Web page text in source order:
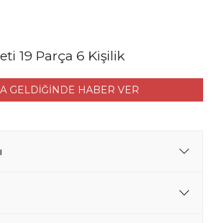
19 Parça 6 Kişilik
GELDİĞİNDE HABER VER